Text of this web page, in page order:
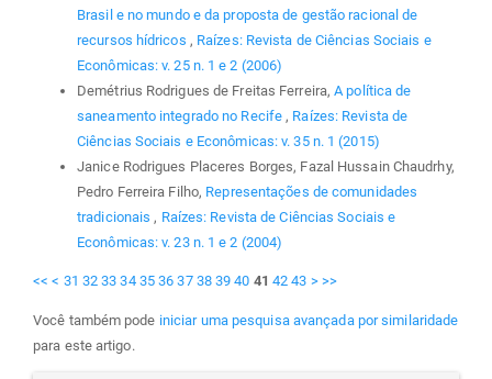
Brasil e no mundo e da proposta de gestão racional de
recursos hídricos , Raízes: Revista de Ciências Sociais e
Econômicas: v. 25 n. 1 e 2 (2006)
Demétrius Rodrigues de Freitas Ferreira,A política de
saneamento integrado no Recife, Raízes: Revista de
Ciências Sociais e Econômicas: v. 35 n. 1 (2015)
Janice Rodrigues Placeres Borges, Fazal Hussain Chaudrhy,
Pedro Ferreira Filho, Representações de comunidades
tradicionais, Raízes: Revista de Ciências Sociais e
Econômicas: v. 23 n. 1 e 2 (2004)
<< < 31 32 33 34 35 36 37 38 39 40 41 42 43 > >>
Você também pode iniciar uma pesquisa avançada por similaridade
para este artigo.